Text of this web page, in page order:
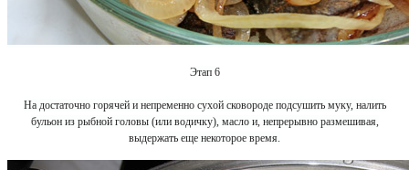
Этап 6
На достаточно горячей и непременно сухой сковороде подсушить муку, налить
бульон из рыбной головы (или водичку), масло и, непрерывно размешивая,
выдержать еще некоторое время.